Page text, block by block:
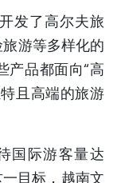
发了高尔夫旅
游等多样化的
产品都面向“高
且高端的旅游
国际游客量达
目标，越南文